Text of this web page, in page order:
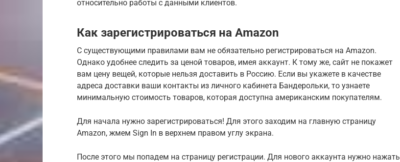
относительно работы с данными клиентов.
Как зарегистрироваться на Amazon
С существующими правилами вам не обязательно регистрироваться на Amazon.
Однако удобнее следить за ценой товаров, имея аккаунт. К тому же, сайт не покажет
вам цену вещей, которые нельзя доставить в Россию. Если вы укажете в качестве
адреса доставки ваши контакты из личного кабинета Бандерольки, то узнаете
минимальную стоимость товаров, которая доступна американским покупателям.
Для начала нужно зарегистрироваться! Для этого заходим на главную страницу
Amazon, жмем Sign In в верхнем правом углу экрана.
После этого мы попадем на страницу регистрации. Для нового аккаунта нужно нажать